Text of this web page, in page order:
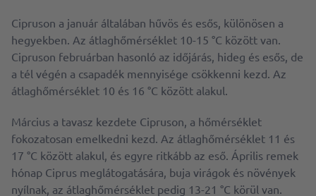
Cipruson a január általában hűvös és esős, különösen a
hegyekben. Az átlaghőmérséklet 10-15 °C között van.
Cipruson februárban hasonló az időjárás, hideg és esős, de
a tél végén a csapadék mennyisége csökkenni kezd. Az
átlaghőmérséklet 10 és 16 °C között alakul.
Március a tavasz kezdete Cipruson, a hőmérséklet
fokozatosan emelkedni kezd. Az átlaghőmérséklet 11 és
17 °C között alakul, és egyre ritkább az eső. Április remek
hónap Ciprus meglátogatására, buja virágok és növények
nyílnak, az átlaghőmérséklet pedig 13-21 °C körül van.